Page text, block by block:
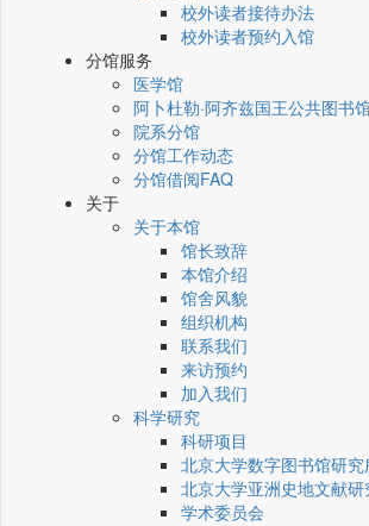
校外读者接待办法
校外读者预约入馆
分馆服务
医学馆
阿卜杜勒·阿齐兹国王公共图书
院系分馆
分馆工作动态
分馆借阅FAQ
关于
关于本馆
馆长致辞
本馆介绍
馆舍风貌
组织机构
联系我们
来访预约
加入我们
科学研究
科研项目
北京大学数字图书馆研究
北京大学亚洲史地文献
学术委员会